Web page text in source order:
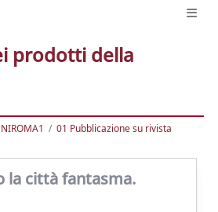
prodotti della
01 Pubblicazione su rivista
la città fantasma.